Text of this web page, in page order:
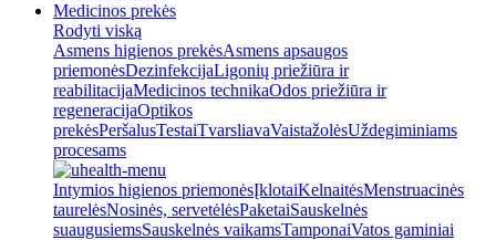
Medicinos prekės
Rodyti viską
Asmens higienos prekėsAsmens apsaugos
priemonėsDezinfekcijaLigonių priežiūra ir
reabilitacijaMedicinos technikaOdos priežiūra ir
regeneracijaOptikos
prekėsPeršalusTestaiTvarsliavaVaistažolėsUždegiminiams
procesams
Intymios higienos priemonėsĮklotaiKelnaitėsMenstruacinės
taurelėsNosinės, servetėlėsPaketaiSauskelnės
suaugusiemsSauskelnės vaikamsTamponaiVatos gaminiai